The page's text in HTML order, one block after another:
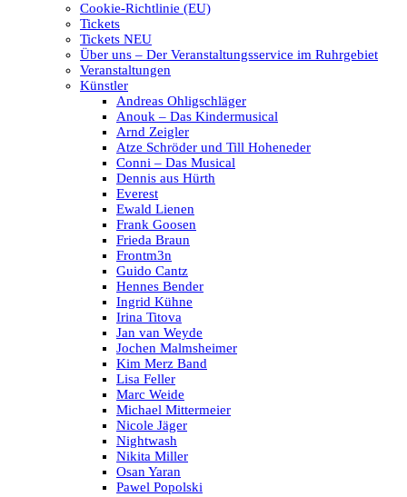
Cookie-Richtlinie (EU)
Tickets
Tickets NEU
Über uns – Der Veranstaltungsservice im Ruhrgebiet
Veranstaltungen
Künstler
Andreas Ohligschläger
Anouk – Das Kindermusical
Arnd Zeigler
Atze Schröder und Till Hoheneder
Conni – Das Musical
Dennis aus Hürth
Everest
Ewald Lienen
Frank Goosen
Frieda Braun
Frontm3n
Guido Cantz
Hennes Bender
Ingrid Kühne
Irina Titova
Jan van Weyde
Jochen Malmsheimer
Kim Merz Band
Lisa Feller
Marc Weide
Michael Mittermeier
Nicole Jäger
Nightwash
Nikita Miller
Osan Yaran
Pawel Popolski